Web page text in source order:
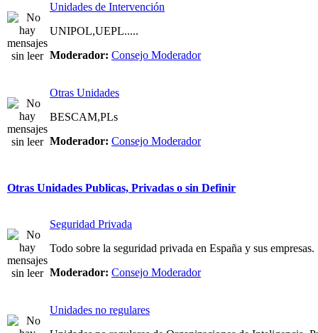
Unidades de Intervención
UNIPOL,UEPL.....
Moderador: Consejo Moderador
Otras Unidades
BESCAM,PLs
Moderador: Consejo Moderador
Otras Unidades Publicas, Privadas o sin Definir
Seguridad Privada
Todo sobre la seguridad privada en España y sus empresas.
Moderador: Consejo Moderador
Unidades no regulares